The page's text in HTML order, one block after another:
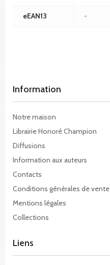
eEAN13 -
Information
Notre maison
Librairie Honoré Champion
Diffusions
Information aux auteurs
Contacts
Conditions générales de vente
Mentions légales
Collections
Liens